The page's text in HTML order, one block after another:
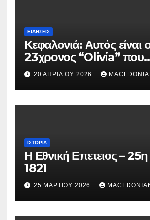
ΕΙΔΉΣΕΙΣ
Κεφαλονιά: Αυτός είναι
23χρονος “Olivia” που
κατηγορείται για τον
Μυρτούς
20 ΑΠΡΙΛΊΟΥ 2026
ΙΣΤΟΡΊΑ
Η Εθνική Επετειος –
1821
25 ΜΑΡΤΊΟΥ 2026